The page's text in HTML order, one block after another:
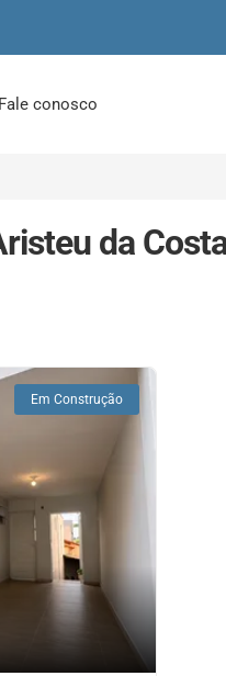
Fale conosco
da
Em Construção